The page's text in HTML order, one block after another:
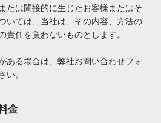
たは間接的に生じたお客様またはそ
いては、当社は、その内容、方法の
任を負わないものとします。
ある場合は、弊社お問い合わせフォ
い。
金